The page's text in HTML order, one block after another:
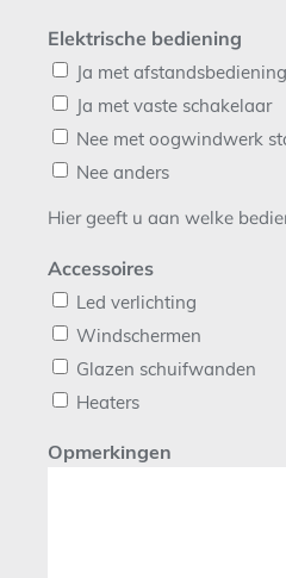
Elektrische bediening
Ja met
Ja met vaste schakelaar
Nee met oogwindwerk
Nee anders
Hier geeft u aan welke
Accessoires
Led verlichting
Windschermen
Glazen schuifwanden
Heaters
Opmerkingen